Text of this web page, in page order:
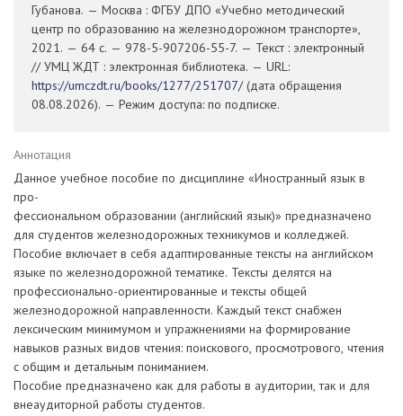
Губанова. — Москва : ФГБУ ДПО «Учебно методический
центр по образованию на железнодорожном транспорте»,
2021. — 64 с. — 978-5-907206-55-7. — Текст : электронный
// УМЦ ЖДТ : электронная библиотека. — URL:
https://umczdt.ru/books/1277/251707/(дата обращения
08.08.2026). — Режим доступа: по подписке.
Аннотация
Данное учебное пособие по дисциплине «Иностранный язык в
про-
фессиональном образовании (английский язык)» предназначено
для студентов железнодорожных техникумов и колледжей.
Пособие включает в себя адаптированные тексты на английском
языке по железнодорожной тематике. Тексты делятся на
профессионально-ориентированные и тексты общей
железнодорожной направленности. Каждый текст снабжен
лексическим минимумом и упражнениями на формирование
навыков разных видов чтения: поискового, просмотрового, чтения
с общим и детальным пониманием.
Пособие предназначено как для работы в аудитории, так и для
внеаудиторной работы студентов.